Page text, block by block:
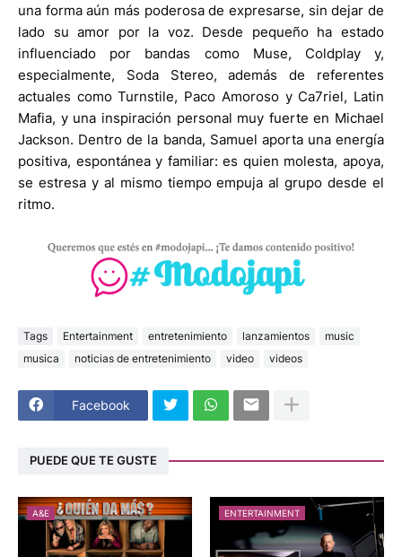
una forma aún más poderosa de expresarse, sin dejar de
lado su amor por la voz. Desde pequeño ha estado
influenciado por bandas como Muse, Coldplay y,
especialmente, Soda Stereo, además de referentes
actuales como Turnstile, Paco Amoroso y Ca7riel, Latin
Mafia, y una inspiración personal muy fuerte en Michael
Jackson. Dentro de la banda, Samuel aporta una energía
positiva, espontánea y familiar: es quien molesta, apoya,
se estresa y al mismo tiempo empuja al grupo desde el
ritmo.
Tags Entertainment entretenimiento lanzamientos
music
musica
noticias de entretenimiento video videos
Facebook
PUEDE QUE TE GUSTE
A&E ENTERTAINMENT